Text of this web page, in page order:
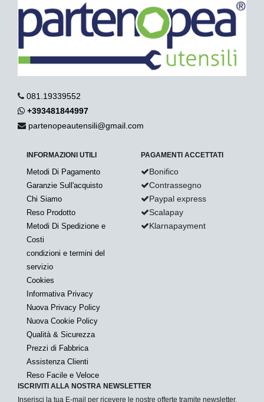
081.19339552
+393481844997
partenopeautensili@gmail.com
INFORMAZIONI UTILI
Metodi Di Pagamento
Garanzie Sull'acquisto
Chi Siamo
Reso Prodotto
Metodi Di Spedizione e
Costi
condizioni e termini del
servizio
Cookies
Informativa Privacy
Nuova Privacy Policy
Nuova Cookie Policy
Qualità & Sicurezza
Prezzi di Fabbrica
Assistenza Clienti
Reso Facile e Veloce
PAGAMENTI ACCETTATI
Bonifico
Contrassegno
Paypal express
Scalapay
Klarnapayment
ISCRIVITI ALLA NOSTRA NEWSLETTER
Inserisci la tua E-mail per ricevere le nostre offerte tramite newsletter.